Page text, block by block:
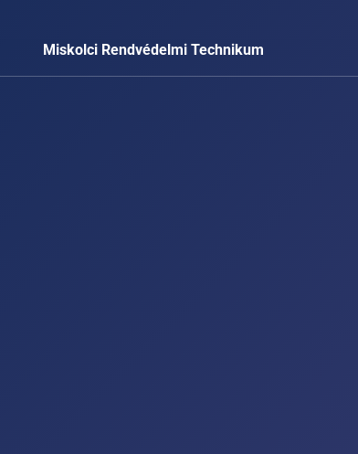
Miskolci Rendvédelmi Technikum